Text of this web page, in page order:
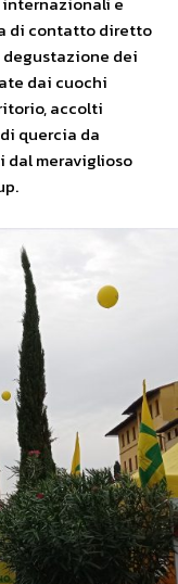
di contatto diretto
dei
dai cuochi
accolti
quercia da
dal meraviglioso